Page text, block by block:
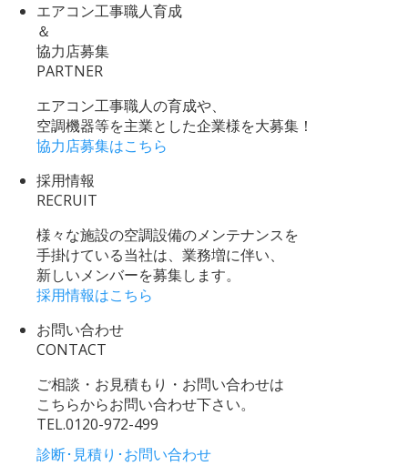
エアコン工事職人育成
＆
協力店募集
PARTNER
エアコン工事職人の育成や、
空調機器等を主業とした企業様を大募集！
協力店募集はこちら
採用情報
RECRUIT
様々な施設の空調設備のメンテナンスを
手掛けている当社は、業務増に伴い、
新しいメンバーを募集します。
採用情報はこちら
お問い合わせ
CONTACT
ご相談・お見積もり・お問い合わせは
こちらからお問い合わせ下さい。
TEL.0120-972-499
診断･見積り･お問い合わせ